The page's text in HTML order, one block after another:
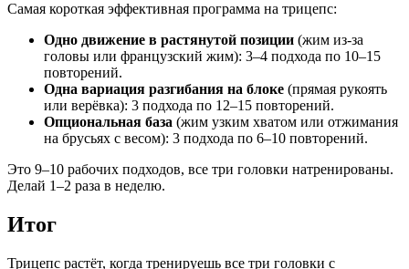
Самая короткая эффективная программа на трицепс:
Одно движение в растянутой позиции (жим из-за
головы или французский жим): 3–4 подхода по 10–15
повторений.
Одна вариация разгибания на блоке (прямая рукоять
или верёвка): 3 подхода по 12–15 повторений.
Опциональная база (жим узким хватом или отжимания
на брусьях с весом): 3 подхода по 6–10 повторений.
Это 9–10 рабочих подходов, все три головки натренированы.
Делай 1–2 раза в неделю.
Итог
Трицепс растёт, когда тренируешь все три головки с